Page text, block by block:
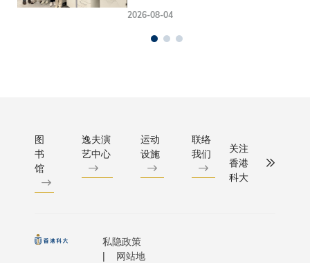
2026-08-04
图
书
馆
逸夫演
艺中心
运动
设施
联络
我们
关注
香港
科大
私隐政策
网站地